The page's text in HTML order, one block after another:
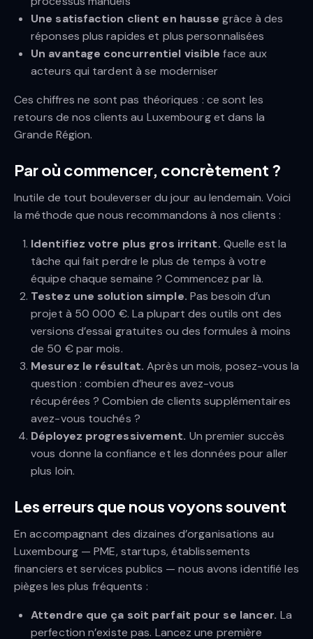
Une satisfaction client en hausse grâce à des
réponses plus rapides et plus personnalisées
Un avantage concurrentiel visible face aux
acteurs qui tardent à se moderniser
Ces chiffres ne sont pas théoriques : ce sont les
retours de nos clients au Luxembourg et dans la
Grande Région.
Par où commencer, concrètement ?
Inutile de tout bouleverser du jour au lendemain. Voici
la méthode que nous recommandons à nos clients :
Identifiez votre plus gros irritant. Quelle est la
tâche qui fait perdre le plus de temps à votre
équipe chaque semaine ? Commencez par là.
Testez une solution simple. Pas besoin d’un
projet à 50 000 €. La plupart des outils ont des
versions d’essai gratuites ou des formules à moins
de 50 € par mois.
Mesurez le résultat. Après un mois, posez-vous la
question : combien d’heures avez-vous
récupérées ? Combien de clients supplémentaires
avez-vous touchés ?
Déployez progressivement. Un premier succès
vous donne la confiance et les données pour aller
plus loin.
Les erreurs que nous voyons souvent
En accompagnant des dizaines d’organisations au
Luxembourg — PME, startups, établissements
financiers et services publics — nous avons identifié les
pièges les plus fréquents :
Attendre que ça soit parfait pour se lancer. La
perfection n’existe pas. Lancez une première